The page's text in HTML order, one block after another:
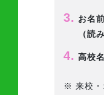
3. お名
（読
4. 高校
※ 来校